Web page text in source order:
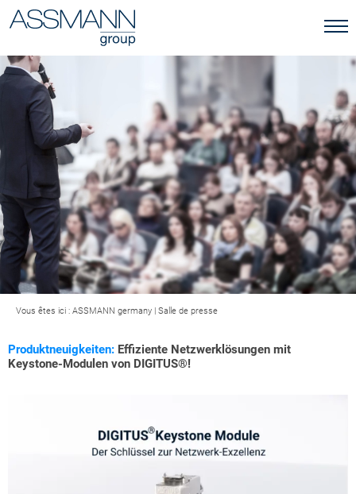
Vous êtes ici : ASSMANN germany | Salle de presse
Produktneuigkeiten: Effiziente Netzwerklösungen mit
Keystone-Modulen von DIGITUS®!